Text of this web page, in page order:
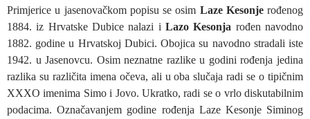
Primjerice u jasenovačkom popisu se osim Laze Kesonjerođenog
1884. iz Hrvatske Dubice nalazi i Lazo Kesonja rođen navodno
1882. godine u Hrvatskoj Dubici. Obojica su navodno stradali iste
1942. u Jasenovcu. Osim neznatne razlike u godini rođenja jedina
razlika su različita imena očeva, ali u oba slučaja radi se o tipičnim
XXXO imenima Simo i Jovo. Ukratko, radi se o vrlo diskutabilnim
podacima. Označavanjem godine rođenja Laze Kesonje Siminog